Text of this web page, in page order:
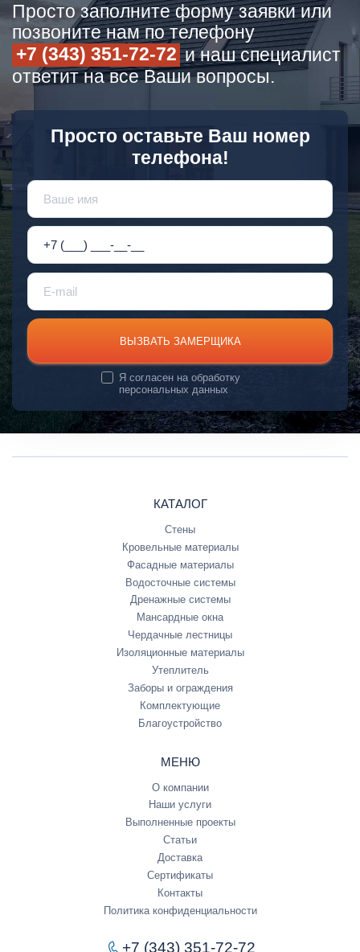
Просто заполните форму заявки или
позвоните нам по телефону
+7 (343) 351-72-72 и наш специалист
ответит на все Ваши вопросы.
Просто оставьте Ваш номер
телефона!
ВЫЗВАТЬ ЗАМЕРЩИКА
Я согласен наобработку
персональных данных
КАТАЛОГ
Стены
Кровельные материалы
Фасадные материалы
Водосточные системы
Дренажные системы
Мансардные окна
Чердачные лестницы
Изоляционные материалы
Утеплитель
Заборы и ограждения
Комплектующие
Благоустройство
МЕНЮ
О компании
Наши услуги
Выполненные проекты
Статьи
Доставка
Сертификаты
Контакты
Политика конфиденциальности
+7 (343) 351-72-72